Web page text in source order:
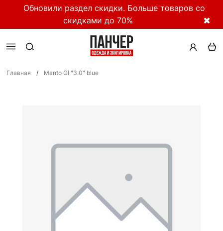
Обновили раздел скидки. Больше товаров со
скидками до 70%
✖
Главная / Manto GI "3.0" blue